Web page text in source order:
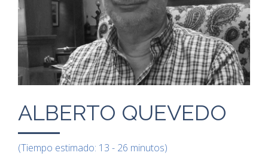
ALBERTO QUEVEDO
(Tiempo estimado: 13 - 26 minutos)